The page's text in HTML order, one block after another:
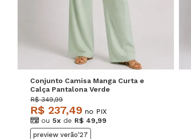
G
Conjunto Camisa Manga Curta e
Calça Pantalona Verde
Salvatore
R$ 349,99
R$ 237,49 no PIX
ou 5x de R$ 49,99
preview verão'27